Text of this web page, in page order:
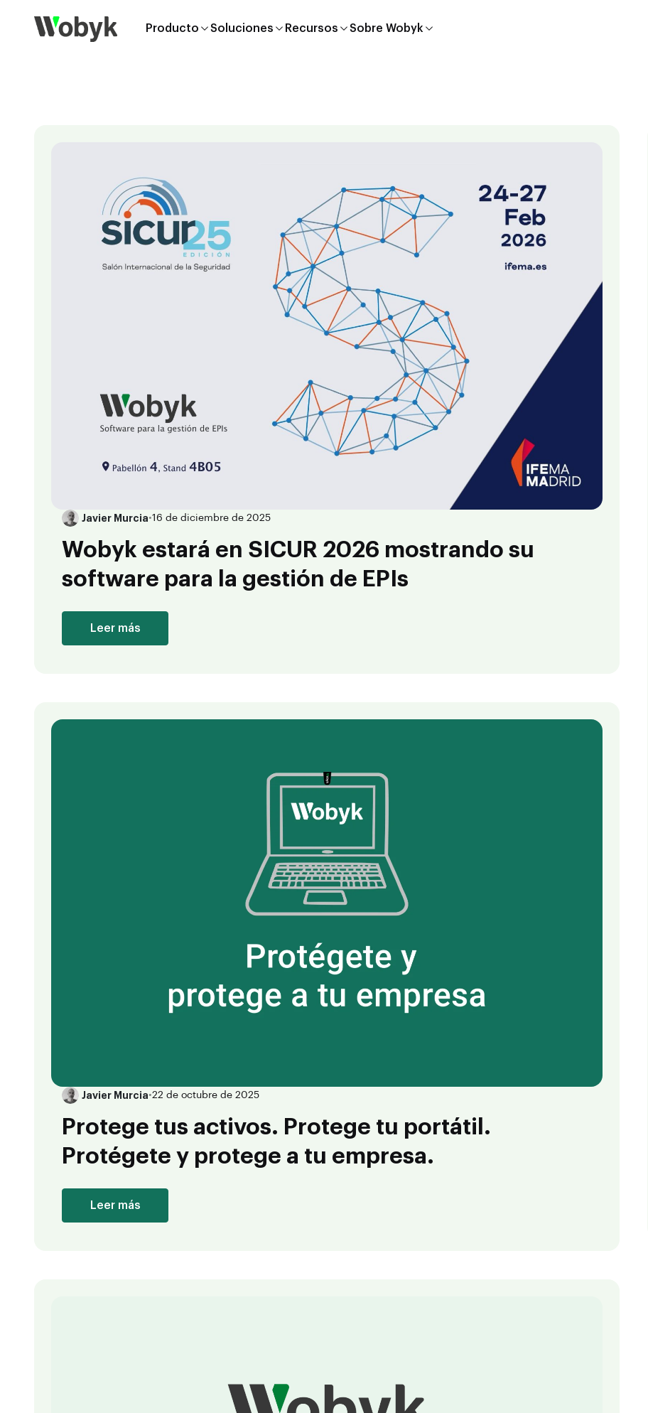
Producto Soluciones Recursos Sobre Wobyk
Javier Murcia•16 de diciembre de 2025
Wobyk estará en SICUR 2026 mostrando su
software para la gestión de EPIs
Leer más
Javier Murcia•22 de octubre de 2025
Protege tus activos. Protege tu portátil.
Protégete y protege a tu empresa.
Leer más